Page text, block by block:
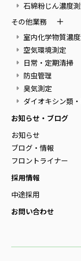
石綿粉じん濃度
その他業務
室内化学物質濃
空気環境測定
日常・定期清掃
防虫管理
臭気測定
ダイオキシン類
お知らせ・ブログ
お知らせ
ブログ・情報
フロントライナー
採用情報
中途採用
お問い合わせ